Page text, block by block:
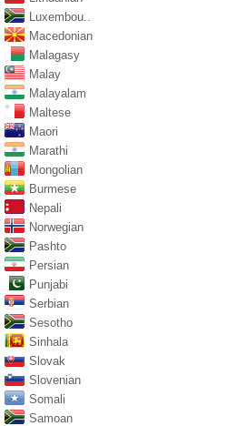
Luxembou..
Macedonian
Malagasy
Malay
Malayalam
Maltese
Maori
Marathi
Mongolian
Burmese
Nepali
Norwegian
Pashto
Persian
Punjabi
Serbian
Sesotho
Sinhala
Slovak
Slovenian
Somali
Samoan